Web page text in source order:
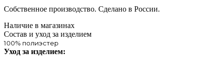
Собственное производство. Сделано в России.
Наличие в магазинах
Состав и уход за изделием
100% полиэстер
Уход за изделием: